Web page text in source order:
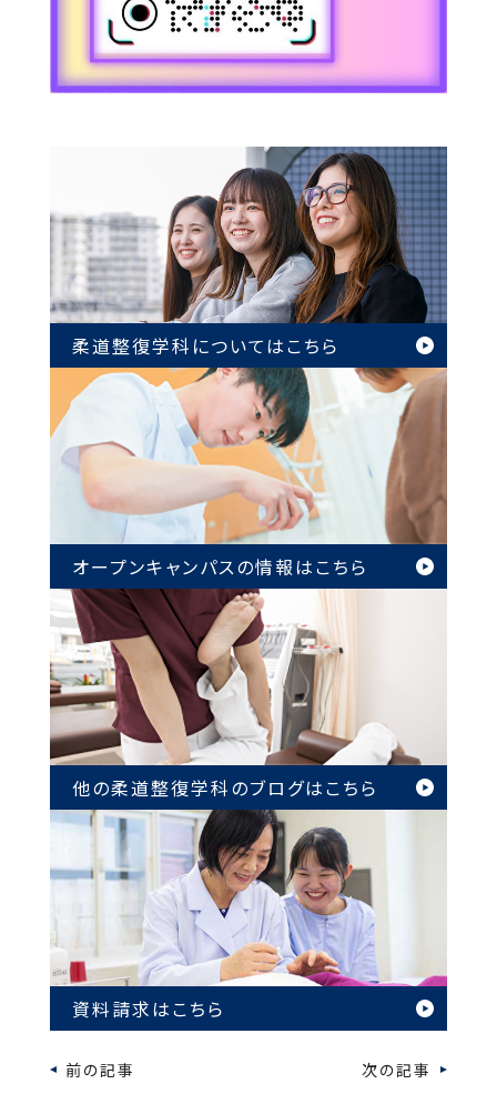
柔道整復学科についてはこちら
オープンキャンパスの情報はこちら
他の柔道整復学科のブログはこちら
資料請求はこちら
前の記事 次の記事